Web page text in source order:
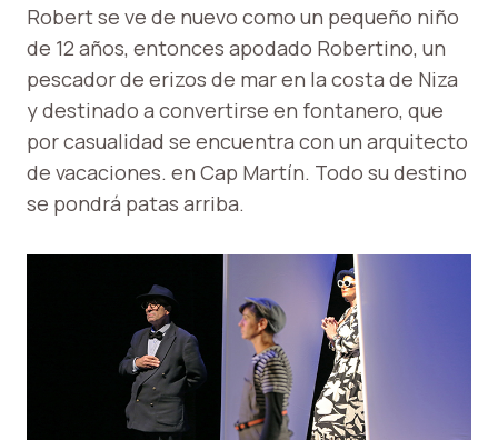
Robert se ve de nuevo como un pequeño niño
de 12 años, entonces apodado Robertino, un
pescador de erizos de mar en la costa de Niza
y destinado a convertirse en fontanero, que
por casualidad se encuentra con un arquitecto
de vacaciones. en Cap Martín. Todo su destino
se pondrá patas arriba.